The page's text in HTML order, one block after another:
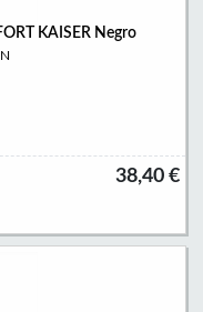
KAISER Negro
38,40 €